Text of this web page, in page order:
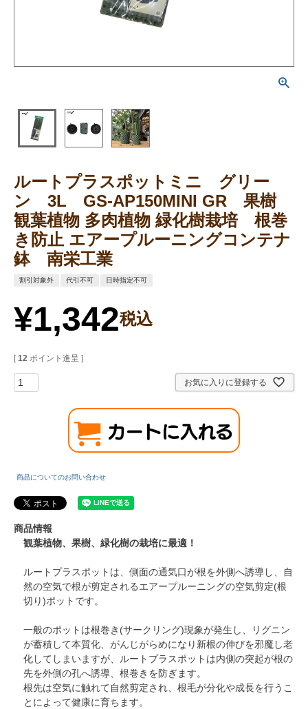
ルートプラスポットミニ グリー
ン 3L GS-AP150MINI GR 果樹
観葉植物 多肉植物 緑化樹栽培 根巻
き防止 エアープルーニングコンテナ
鉢 南栄工業
割引対象外 代引不可 日時指定不可
¥1,342税込
[ 12 ポイント進呈 ]
お気に入りに登録する
商品についてのお問い合わせ
商品情報
観葉植物、果樹、緑化樹の栽培に最適！
ルートプラスポットは、側面の通気口が根を外側へ誘導し、自
然の空気で根が剪定されるエアープルーニングの空気剪定(根
切り)ポットです。
一般のポットは根巻き(サークリング)現象が発生し、リグニン
が蓄積して本質化、がんじがらめになり新根の伸びを邪魔し老
化してしまいますが、ルートプラスポットは内側の突起が根の
先を外側の孔へ誘導、根巻きを防ぎます。
根先は空気に触れて自然剪定され、根毛が分化や成長を行うこ
とによって健康に育ちます。